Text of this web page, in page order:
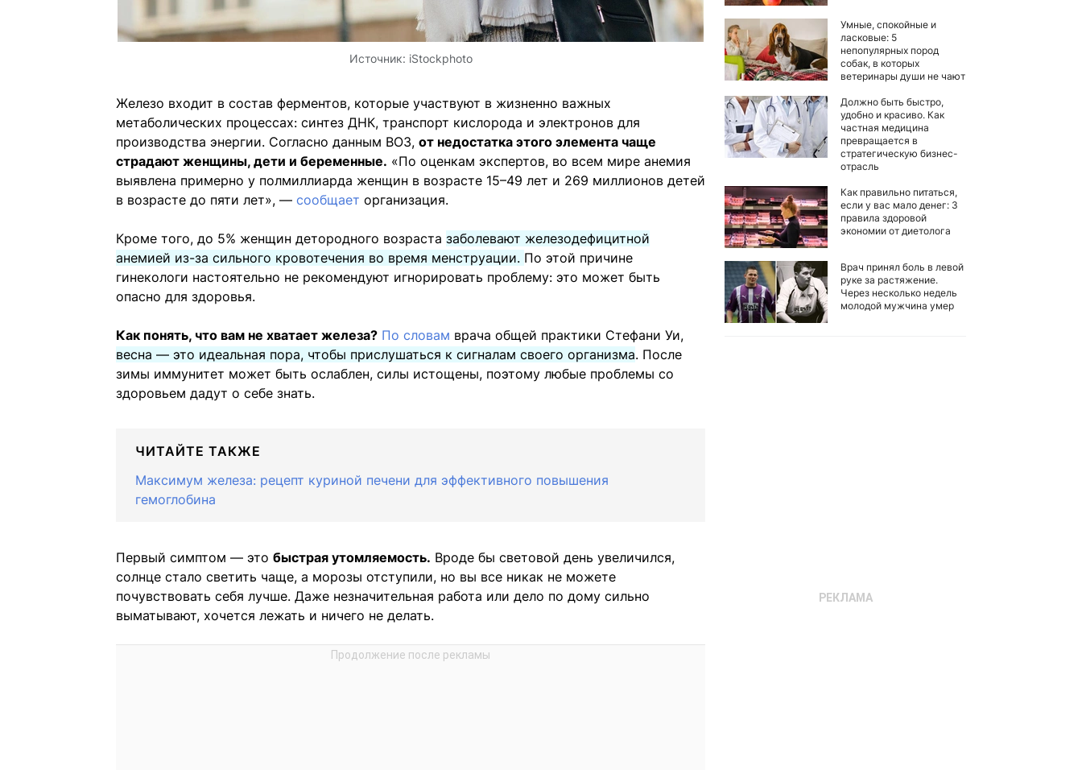
Источник: iStockphoto
Железо входит в состав ферментов, которые участвуют в жизненно важных
метаболических процессах: синтез ДНК, транспорт кислорода и электронов для
производства энергии. Согласно данным ВОЗ, от недостатка этого элемента чаще
страдают женщины, дети и беременные. «По оценкам экспертов, во всем мире анемия
выявлена примерно у полмиллиарда женщин в возрасте 15–49 лет и 269 миллионов детей
в возрасте до пяти лет», — сообщает организация.
Кроме того, до 5% женщин детородного возраста заболевают железодефицитной
анемией из-за сильного кровотечения во время менструации. По этой причине
гинекологи настоятельно не рекомендуют игнорировать проблему: это может быть
опасно для здоровья.
Как понять, что вам не хватает железа? По словам врача общей практики Стефани Уи,
весна — это идеальная пора, чтобы прислушаться к сигналам своего организма. После
зимы иммунитет может быть ослаблен, силы истощены, поэтому любые проблемы со
здоровьем дадут о себе знать.
ЧИТАЙТЕ ТАКЖЕ
Максимум железа: рецепт куриной печени для эффективного повышения
гемоглобина
Первый симптом — это быстрая утомляемость. Вроде бы световой день увеличился,
солнце стало светить чаще, а морозы отступили, но вы все никак не можете
почувствовать себя лучше. Даже незначительная работа или дело по дому сильно
выматывают, хочется лежать и ничего не делать.
Умные, спокойные и
ласковые: 5
непопулярных пород
собак, в которых
ветеринары души не чают
Должно быть быстро,
удобно и красиво. Как
частная медицина
превращается в
стратегическую бизнес-
отрасль
Как правильно питаться,
если у вас мало денег: 3
правила здоровой
экономии от диетолога
Врач принял боль в левой
руке за растяжение.
Через несколько недель
молодой мужчина умер